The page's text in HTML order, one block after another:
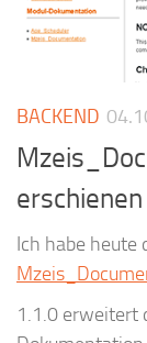
BACKEND
erschienen
Ich habe heute
1.1.0 erweitert